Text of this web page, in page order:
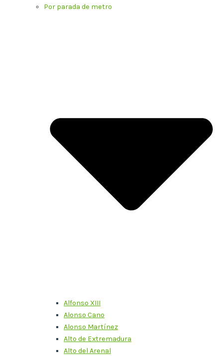
Por parada de metro
Alfonso XIII
Alonso Cano
Alonso Martínez
Alto de Extremadura
Alto del Arenal